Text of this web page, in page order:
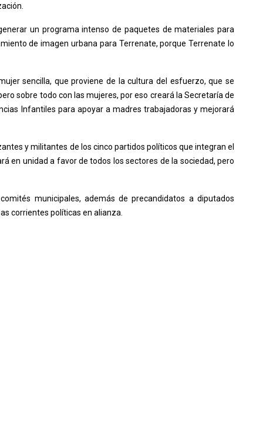
un programa intenso de paquetes de materiales para
de imagen urbana para Terrenate, porque Terrenate lo
sencilla, que proviene de la cultura del esfuerzo, que se
sobre todo con las mujeres, por eso creará la Secretaría de
Infantiles para apoyar a madres trabajadoras y mejorará
y militantes de los cinco partidos políticos que integran el
en unidad a favor de todos los sectores de la sociedad, pero
municipales, además de precandidatos a diputados
corrientes políticas en alianza.